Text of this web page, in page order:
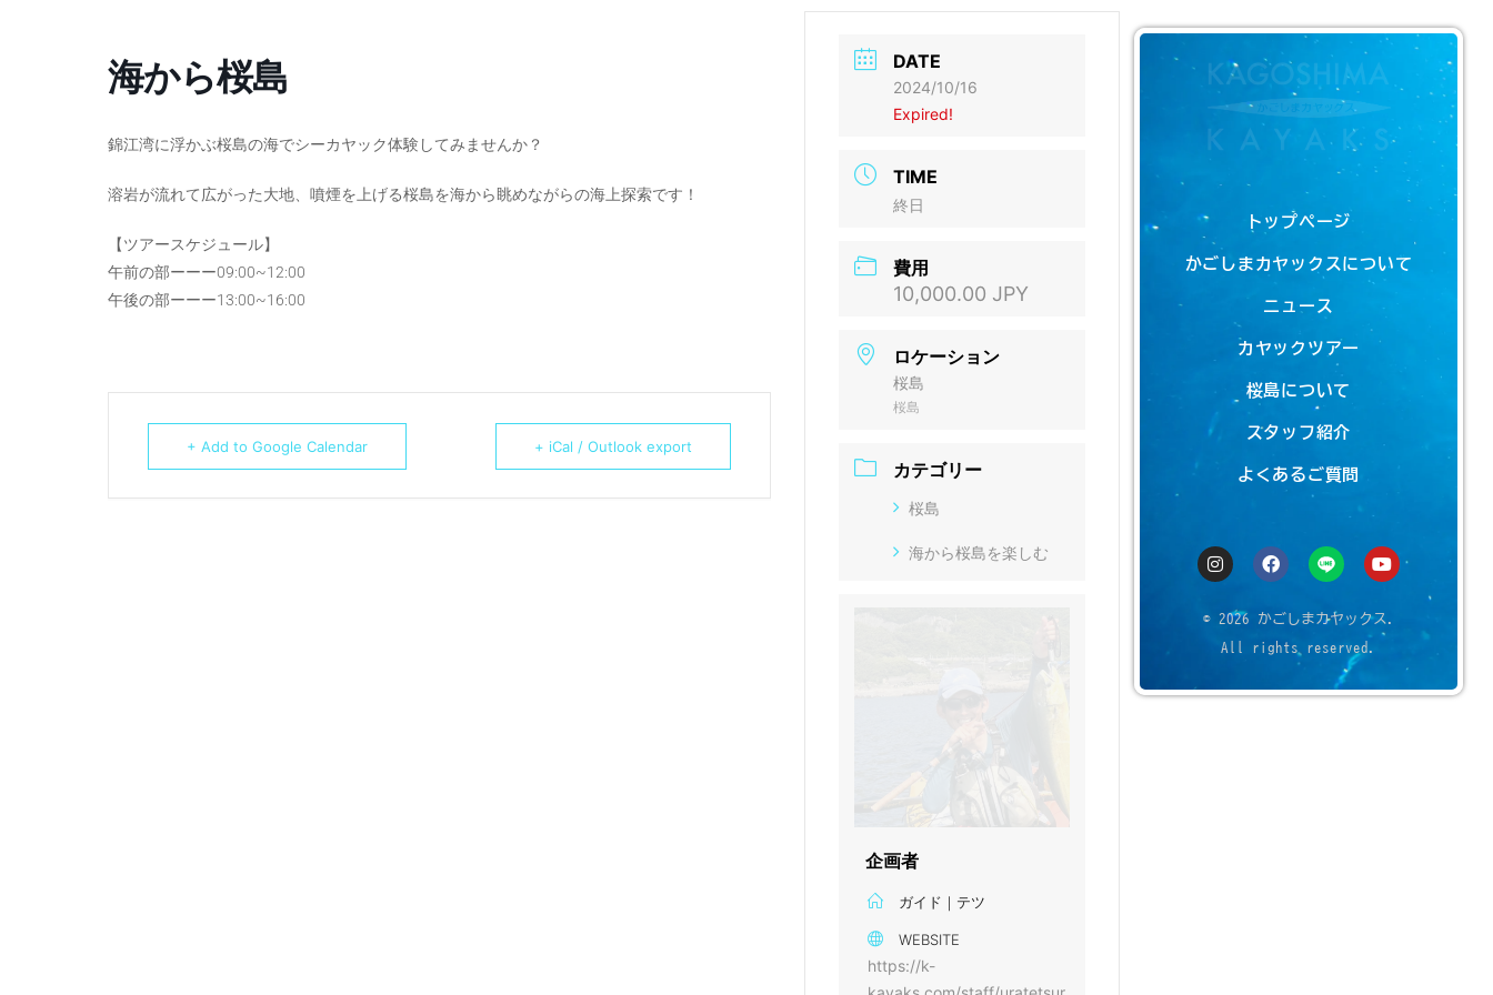
トップページ
かごしまカヤックスについて
ニュース
カヤックツアー
桜島について
スタッフ紹介
よくあるご質問
© 2026 かごしまカヤックス.
All rights reserved.
海から桜島
錦江湾に浮かぶ桜島の海でシーカヤック体験してみませんか？
溶岩が流れて広がった大地、噴煙を上げる桜島を海から眺めながらの海上探索です！
【ツアースケジュール】
午前の部ーーー09:00~12:00
午後の部ーーー13:00~16:00
+ Add to Google Calendar + iCal / Outlook export
DATE
2024/10/16
Expired!
TIME
終日
費用
10,000.00 JPY
ロケーション
桜島
桜島
カテゴリー
桜島
海から桜島を楽しむ
企画者
ガイド｜テツ
WEBSITE
https://k-